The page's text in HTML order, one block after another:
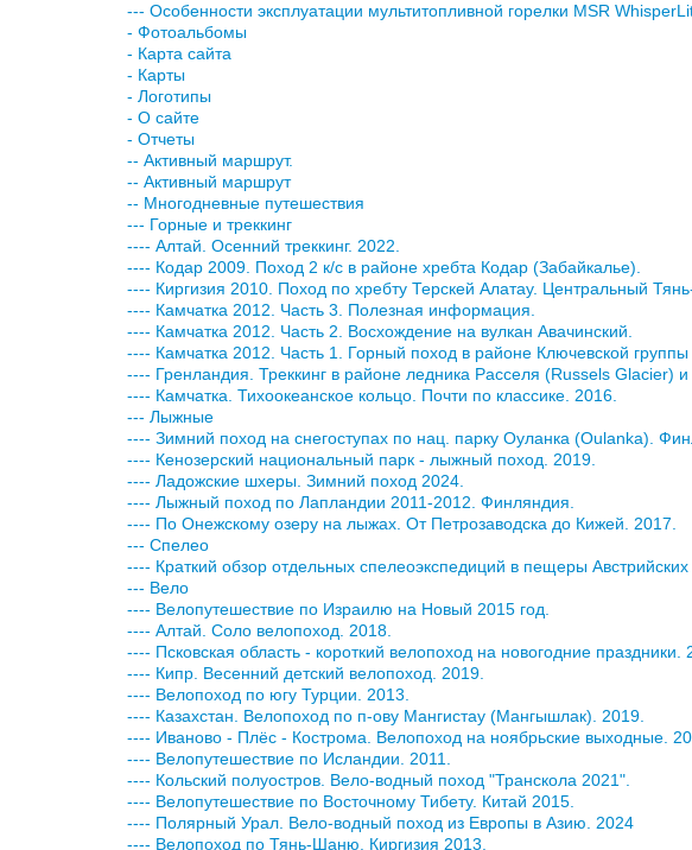
--- Особенности эксплуатации мультитопливной горелки MSR
- Фотоальбомы
- Карта сайта
- Карты
- Логотипы
- О сайте
- Отчеты
-- Активный маршрут.
-- Активный маршрут
-- Многодневные путешествия
--- Горные и треккинг
---- Алтай. Осенний треккинг. 2022.
---- Кодар 2009. Поход 2 к/с в районе хребта Кодар (Забайкалье).
---- Киргизия 2010. Поход по хребту Терскей Алатау. Центральный
---- Камчатка 2012. Часть 3. Полезная информация.
---- Камчатка 2012. Часть 2. Восхождение на вулкан Авачинский.
---- Камчатка 2012. Часть 1. Горный поход в районе Ключевской группы
---- Гренландия. Треккинг в районе ледника Расселя (Russels Glacier)
---- Камчатка. Тихоокеанское кольцо. Почти по классике. 2016.
--- Лыжные
---- Зимний поход на снегоступах по нац. парку Оуланка (Oulanka).
---- Кенозерский национальный парк - лыжный поход. 2019.
---- Ладожские шхеры. Зимний поход 2024.
---- Лыжный поход по Лапландии 2011-2012. Финляндия.
---- По Онежскому озеру на лыжах. От Петрозаводска до Кижей. 2017.
--- Спелео
---- Краткий обзор отдельных спелеоэкспедиций в пещеры
--- Вело
---- Велопутешествие по Израилю на Новый 2015 год.
---- Алтай. Соло велопоход. 2018.
---- Псковская область - короткий велопоход на новогодние праздники.
---- Кипр. Весенний детский велопоход. 2019.
---- Велопоход по югу Турции. 2013.
---- Казахстан. Велопоход по п-ову Мангистау (Мангышлак). 2019.
---- Иваново - Плёс - Кострома. Велопоход на ноябрьские выходные.
---- Велопутешествие по Исландии. 2011.
---- Кольский полуостров. Вело-водный поход "Транскола 2021".
---- Велопутешествие по Восточному Тибету. Китай 2015.
---- Полярный Урал. Вело-водный поход из Европы в Азию. 2024
---- Велопоход по Тянь-Шаню. Киргизия 2013.